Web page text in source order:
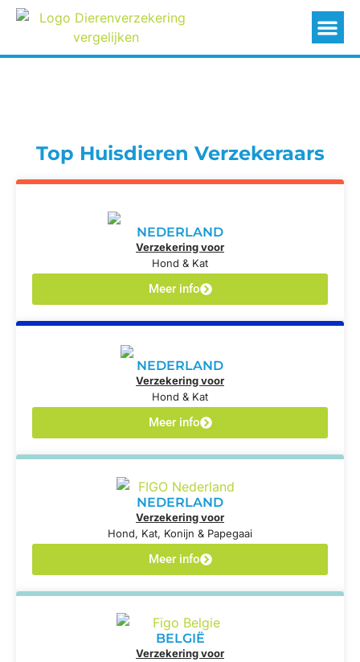
Top Huisdieren Verzekeraars
NEDERLAND
Verzekering voor
Hond & Kat
Meer info
NEDERLAND
Verzekering voor
Hond & Kat
Meer info
NEDERLAND
Verzekering voor
Hond, Kat, Konijn & Papegaai
Meer info
BELGIË
Verzekering voor